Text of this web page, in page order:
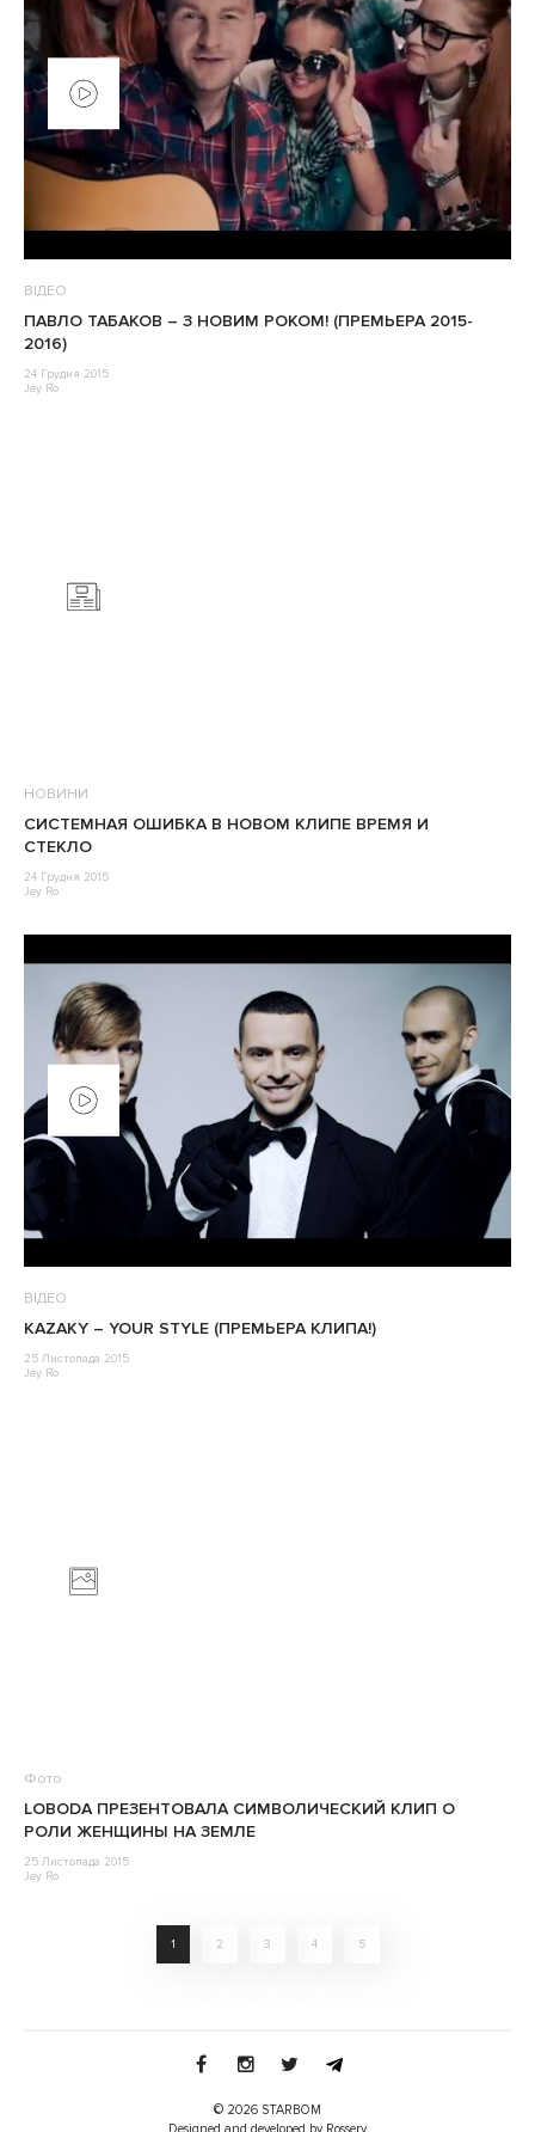
ВІДЕО
ПАВЛО ТАБАКОВ – З НОВИМ РОКОМ! (ПРЕМЬЕРА 2015-
2016)
24 Грудня 2015
Jey Ro
НОВИНИ
СИСТЕМНАЯ ОШИБКА В НОВОМ КЛИПЕ ВРЕМЯ И
СТЕКЛО
24 Грудня 2015
Jey Ro
ВІДЕО
KAZAKY – YOUR STYLE (ПРЕМЬЕРА КЛИПА!)
25 Листопада 2015
Jey Ro
Фото
LOBODA ПРЕЗЕНТОВАЛА СИМВОЛИЧЕСКИЙ КЛИП О
РОЛИ ЖЕНЩИНЫ НА ЗЕМЛЕ
25 Листопада 2015
Jey Ro
1 2 3 4 5
© 2026 STARBOM